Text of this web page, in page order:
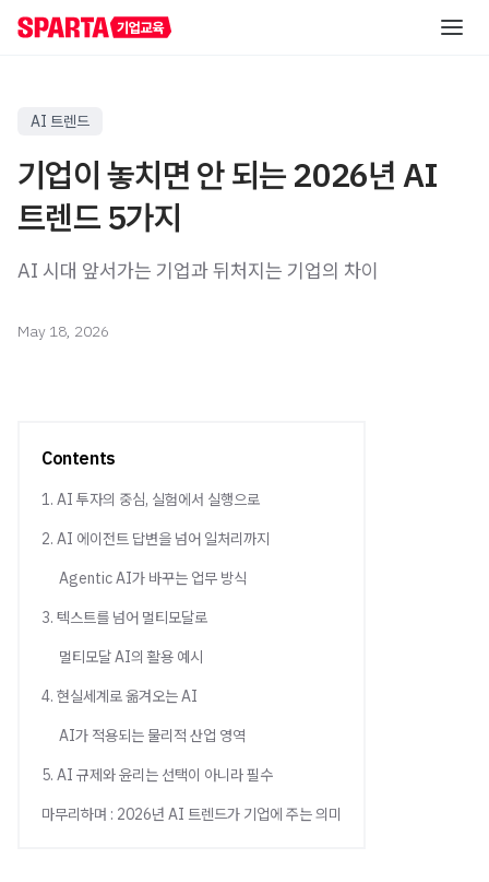
직급별 AI 교육
초급 신입사원 교육
중급 AI 해커톤
중급 AI 리더십 교육
직무별 AI 교육
직무 특화 교육
온라인 AI 교육
세미나
블로그
기업교육 문의하기
AI 트렌드
기업이 놓치면 안 되는 2026년 AI
트렌드 5가지
AI 시대 앞서가는 기업과 뒤처지는 기업의 차이
May 18, 2026
Contents
1. AI 투자의 중심, 실험에서 실행으로
2. AI 에이전트 답변을 넘어 일처리까지
Agentic AI가 바꾸는 업무 방식
3. 텍스트를 넘어 멀티모달로
멀티모달 AI의 활용 예시
4. 현실세계로 옮겨오는 AI
AI가 적용되는 물리적 산업 영역
5. AI 규제와 윤리는 선택이 아니라 필수
마무리하며 : 2026년 AI 트렌드가 기업에 주는 의미